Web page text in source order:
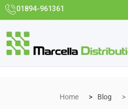
01894-961361
Home Blog